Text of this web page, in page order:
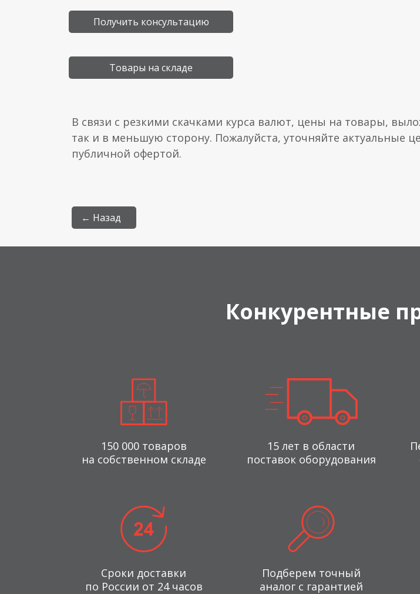
Получить консультацию
Товары на складе
В связи с резкими скачками курса валют, цены на товары,
так и в меньшую сторону. Пожалуйста, уточняйте
публичной офертой.
← Назад
Конкурентные
150 000 товаров
на собственном складе
15 лет в области
поставок оборудования
Сроки доставки
по России от 24 часов
Подберем точный
аналог с гарантией